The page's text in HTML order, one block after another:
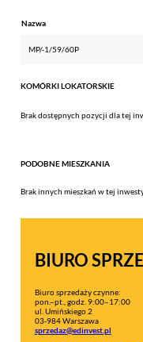
Nazwa
MP/-1/59/60P
KOMÓRKI LOKATORSKIE
Brak dostępnych pozycji dla tej
PODOBNE MIESZKANIA
Brak innych mieszkań w tej
BIURO
Biuro sprzedaży czynne:
pon.–pt., godz. 9:00–17:00
ul. Umińskiego 2
03-984 Warszawa
sprzedaz@edinvest.pl